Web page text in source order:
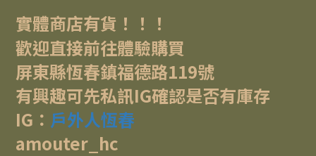
實體商店有貨！！！
歡迎直接前往體驗購買
屏東縣恆春鎮福德路119號
有興趣可先私訊IG確認是否有庫存
IG： 戶外人恆春
amouter_hc